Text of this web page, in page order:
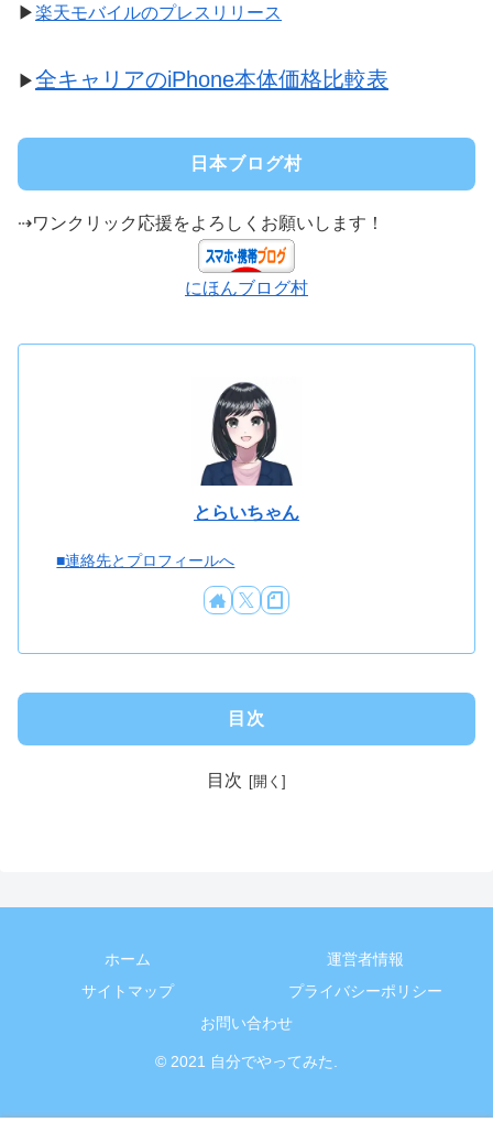
▶楽天モバイルのプレスリリース
▶全キャリアのiPhone本体価格比較表
日本ブログ村
⇢ワンクリック応援をよろしくお願いします！
にほんブログ村
とらいちゃん
■連絡先とプロフィールへ
目次
目次
ホーム
運営者情報
サイトマップ
プライバシーポリシー
お問い合わせ
© 2021 自分でやってみた.